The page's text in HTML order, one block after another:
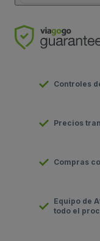
Controles
Precios
Compras
Equipo de
todo el